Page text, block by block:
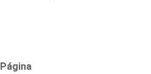
Página